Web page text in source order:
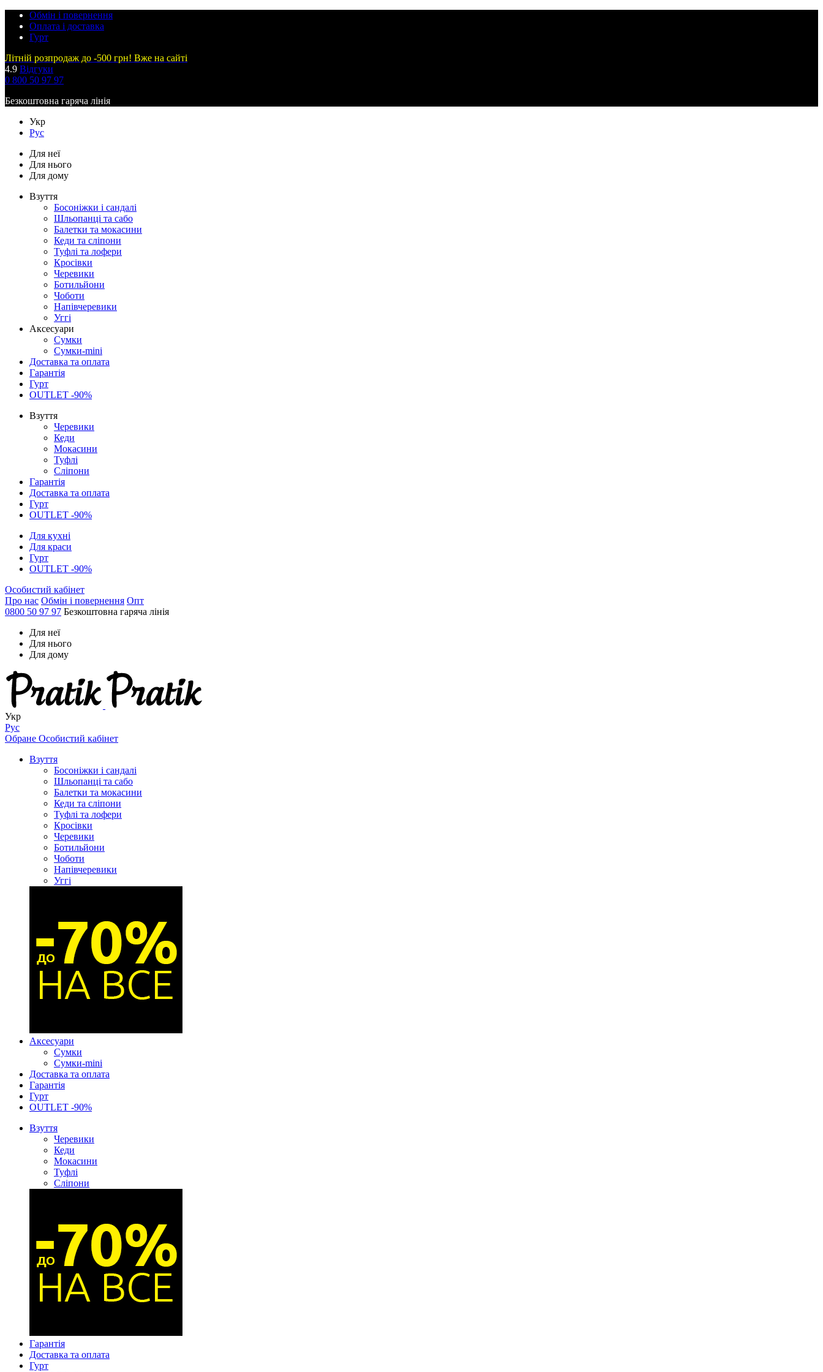
Обмін і повернення
Оплата і доставка
Гурт
Літній розпродаж до -500 грн! Вже на сайті
4.9 Відгуки
0 800 50 97 97
Безкоштовна гаряча лінія
Укр
Рус
Для неї
Для нього
Для дому
Взуття
Босоніжки і сандалі
Шльопанці та сабо
Балетки та мокасини
Кеди та сліпони
Туфлі та лофери
Кросівки
Черевики
Ботильйони
Чоботи
Напівчеревики
Уггі
Аксесуари
Сумки
Сумки-mini
Доставка та оплата
Гарантія
Гурт
OUTLET -90%
Взуття
Черевики
Кеди
Мокасини
Туфлі
Сліпони
Гарантія
Доставка та оплата
Гурт
OUTLET -90%
Для кухні
Для краси
Гурт
OUTLET -90%
Особистий кабінет
Про нас Обмін і повернення Опт
0800 50 97 97 Безкоштовна гаряча лінія
Для неї
Для нього
Для дому
Укр
Рус
Обране Особистий кабінет
Взуття
Босоніжки і сандалі
Шльопанці та сабо
Балетки та мокасини
Кеди та сліпони
Туфлі та лофери
Кросівки
Черевики
Ботильйони
Чоботи
Напівчеревики
Уггі
Аксесуари
Сумки
Сумки-mini
Доставка та оплата
Гарантія
Гурт
OUTLET -90%
Взуття
Черевики
Кеди
Мокасини
Туфлі
Сліпони
Гарантія
Доставка та оплата
Гурт